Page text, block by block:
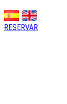
RESERVAR